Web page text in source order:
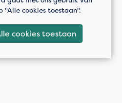
"Alle cookies toestaan".
cookies toestaan